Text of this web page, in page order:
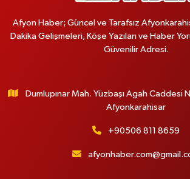
Afyon Haber; Güncel ve Tarafsız
Dakika Gelişmeleri, Köşe Yazıları ve Haber
Güvenilir Adresi.
Dumlupınar Mah. Yüzbaşı Agah Caddesi
Afyonkarahisar
+90506 811 8659